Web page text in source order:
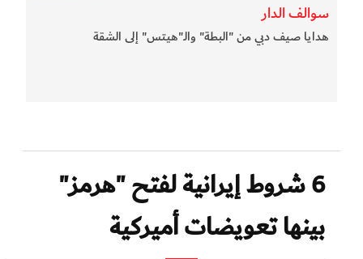
سوالف الدار
هدايا صيف دبي من "البطة" والـ"هيتس" إلى الشقة
6 شروط إيرانية لفتح "هرمز"
بينها تعويضات أميركية